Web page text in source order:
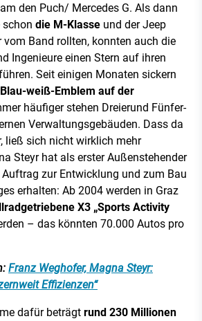
den Puch/ Mercedes G. Als dann
schon die M-Klasse und der Jeep
vom Band rollten, konnten auch die
Ingenieure einen Stern auf ihren
Seit einigen Monaten sickern
Blau-weiß-Emblem auf der
häufiger stehen Dreierund Fünfer-
Verwaltungsgebäuden. Dass da
ließ sich nicht wirklich mehr
Steyr hat als erster Außenstehender
zur Entwicklung und zum Bau
erhalten: Ab 2004 werden in Graz
X3 „Sports Activity
– das könnten 70.000 Autos pro
Franz Weghofer, Magna Steyr:
Effizienzen“
dafür beträgt rund 230 Millionen